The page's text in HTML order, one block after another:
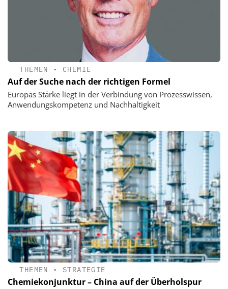
THEMEN • CHEMIE
Auf der Suche nach der richtigen Formel
Europas Stärke liegt in der Verbindung von Prozesswissen,
Anwendungskompetenz und Nachhaltigkeit
THEMEN • STRATEGIE
Chemiekonjunktur – China auf der Überholspur